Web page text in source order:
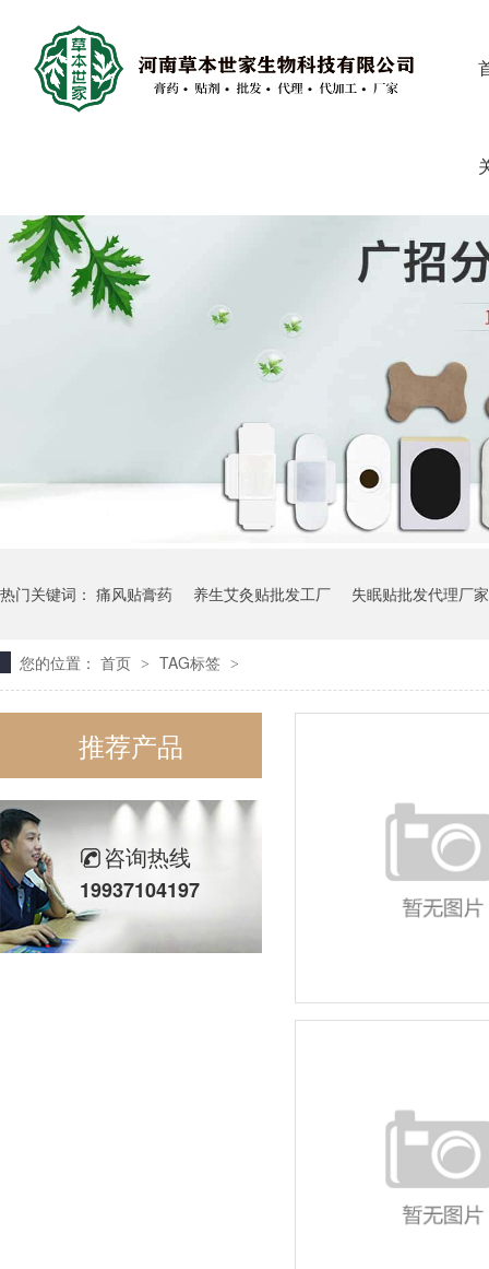
热门关键词： 痛风贴膏药 养生艾灸贴批发工厂 失眠贴批发代理厂家
您的位置： 首页 > TAG标签 >
推荐产品
咨询热线
19937104197